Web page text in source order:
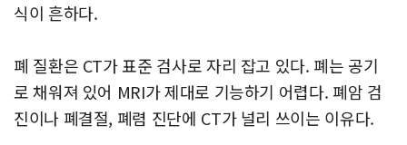
식이 흔하다.
폐 질환은 CT가 표준 검사로 자리 잡고 있다. 폐는 공기
로 채워져 있어 MRI가 제대로 기능하기 어렵다. 폐암 검
진이나 폐결절, 폐렴 진단에 CT가 널리 쓰이는 이유다.